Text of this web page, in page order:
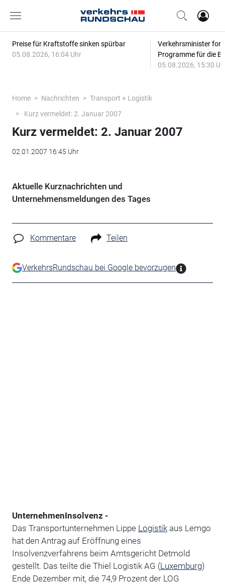
Preise für Kraftstoffe sinken spürbar
05.08.2026, 16:04 Uhr
Verkehrsminister
Programme für die
05.08.2026, 15:30
Home Nachrichten
Transport + Logistik
Kurz vermeldet: 2. Januar 2007
Kurz vermeldet: 2. Januar 2007
02.01.2007 16:45 Uhr
Aktuelle Kurznachrichten und
Unternehmensmeldungen des Tages
Kommentare Teilen
VerkehrsRundschau bei Google bevorzugen
UnternehmenInsolvenz -
Das Transportunternehmen Lippe Logistikaus Lemgo
hat den Antrag auf Eröffnung eines
Insolvenzverfahrens beim Amtsgericht Detmold
gestellt. Das teilte die Thiel Logistik AG (Luxemburg)
Ende Dezember mit, die 74,9 Prozent der LOG